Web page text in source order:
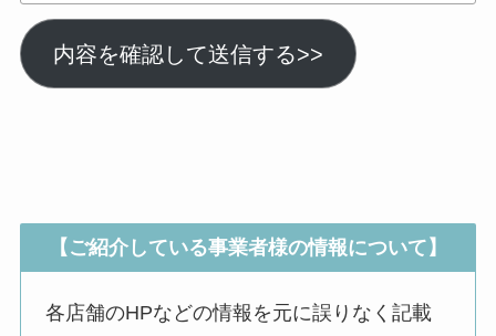
内容を確認して送信する>>
【ご紹介している事業者様の情報について】
各店舗のHPなどの情報を元に誤りなく記載